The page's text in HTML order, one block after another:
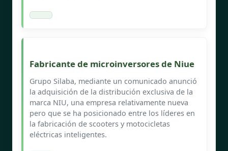
Fabricante de microinversores de Niue
Grupo Silaba, mediante un comunicado anunció
la adquisición de la distribución exclusiva de la
marca NIU, una empresa relativamente nueva
pero que se ha posicionado entre los líderes en
la fabricación de scooters y motocicletas
eléctricas inteligentes.